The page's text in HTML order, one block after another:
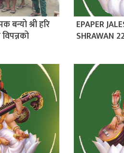
श्री हरि
EPAPER
SHRAWAN